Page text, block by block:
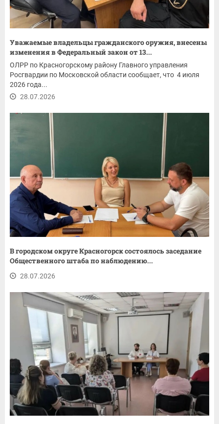
Уважаемые владельцы гражданского оружия, внесены
изменения в Федеральный закон от 13...
ОЛРР по Красногорскому району Главного управления
Росгвардии по Московской области сообщает, что 4 июля
2026 года...
28.07.2026
В городском округе Красногорск состоялось заседание
Общественного штаба по наблюдению...
28.07.2026